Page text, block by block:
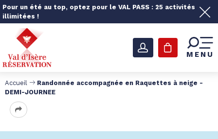
Pour un été au top, optez pour le VAL PASS : 25 activités
illimitées !
MENU
Accueil
Randonnée accompagnée en Raquettes à neige -
DEMI-JOURNEE